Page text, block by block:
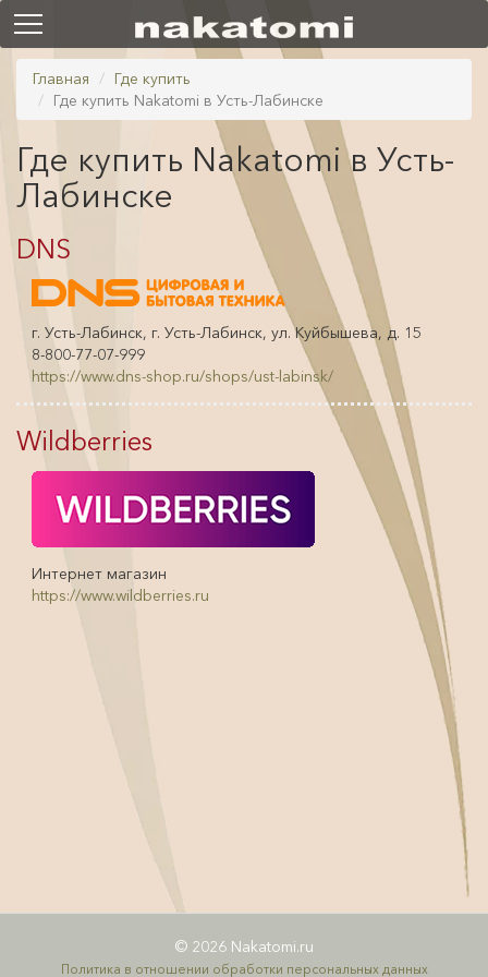
Главная
Где купить
Где купить Nakatomi в Усть-Лабинске
Где купить Nakatomi в Усть-
Лабинске
DNS
г. Усть-Лабинск, г. Усть-Лабинск, ул. Куйбышева, д. 15
8-800-77-07-999
https://www.dns-shop.ru/shops/ust-labinsk/
Wildberries
Интернет магазин
https://www.wildberries.ru
© 2026 Nakatomi.ru
Политика в отношении обработки персональных данных